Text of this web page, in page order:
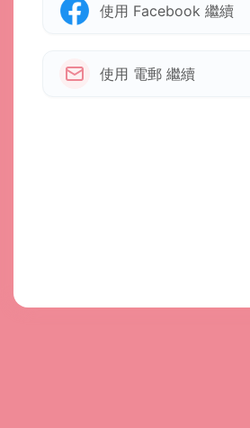
使用 Facebook 繼續
使用 電郵 繼續